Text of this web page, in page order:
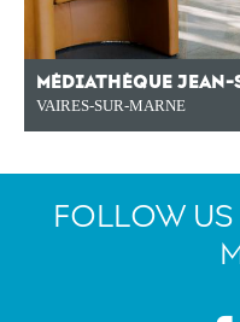
MÉDIATHÈQUE
VAIRES-SUR-MARNE
FOLLOW